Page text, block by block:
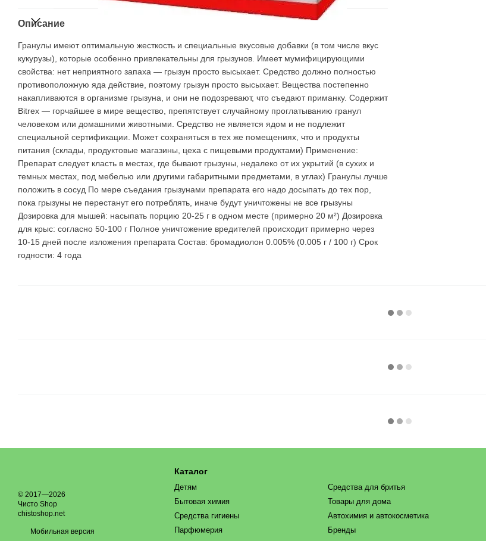
Описание
Гранулы имеют оптимальную жесткость и специальные вкусовые добавки (в том числе вкус
кукурузы), которые особенно привлекательны для грызунов. Имеет мумифицирующими
свойства: нет неприятного запаха — грызун просто высыхает. Средство должно полностью
противоположную яда действие, поэтому грызун просто высыхает. Вещества постепенно
накапливаются в организме грызуна, и они не подозревают, что съедают приманку. Содержит
Bitrex — горчайшее в мире вещество, препятствует случайному проглатыванию гранул
человеком или домашними животными. Средство не является ядом и не подлежит
специальной сертификации. Может сохраняться в тех же помещениях, что и продукты
питания (склады, продуктовые магазины, цеха с пищевыми продуктами) Применение:
Препарат следует класть в местах, где бывают грызуны, недалеко от их укрытий (в сухих и
темных местах, под мебелью или другими габаритными предметами, в углах) Гранулы лучше
положить в сосуд По мере съедания грызунами препарата его надо досыпать до тех пор,
пока грызуны не перестанут его потреблять, иначе будут уничтожены не все грызуны
Дозировка для мышей: насыпать порцию 20-25 г в одном месте (примерно 20 м²) Дозировка
для крыс: согласно 50-100 г Полное уничтожение вредителей происходит примерно через
10-15 дней после изложения препарата Состав: бромадиолон 0.005% (0.005 г / 100 г) Срок
годности: 4 года
© 2017—2026
Чисто Shop
chistoshop.net
Мобильная версия
Каталог
Детям
Бытовая химия
Средства гигиены
Парфюмерия
Средства для бритья
Товары для дома
Автохимия и автокосметика
Бренды